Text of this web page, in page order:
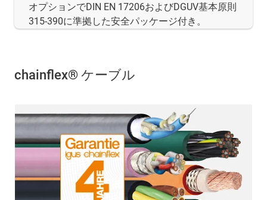
オプションでDIN EN 17206およびDGUV基本原則
315-390に準拠した安全パッケージ付き。
chainflex® ケーブル